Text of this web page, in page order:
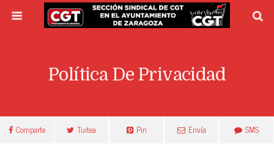
Política De Privacidad
Comparte Tuitea Pin Envía SMS